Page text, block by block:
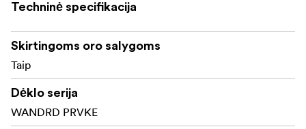
fotoaparatų korpusai, objektyvai ir priedai.
Padengtas nešiojamojo kompiuterio skyrius ir
atskira įmautė planšetiniam kompiuteriui ar
Techninė specifikacija
Skirtingoms oro salygoms
Taip
Dėklo serija
WANDRD PRVKE